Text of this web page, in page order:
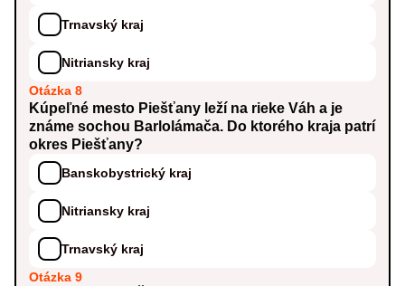
Trnavský kraj
Nitriansky kraj
Otázka 8
Kúpeľné mesto Piešťany leží na rieke Váh a je
známe sochou Barlolámača. Do ktorého kraja patrí
okres Piešťany?
Banskobystrický kraj
Nitriansky kraj
Trnavský kraj
Otázka 9